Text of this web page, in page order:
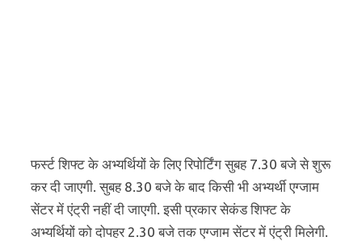
फर्स्ट शिफ्ट के अभ्यर्थियों के लिए रिपोर्टिंग सुबह 7.30 बजे से शुरू
कर दी जाएगी. सुबह 8.30 बजे के बाद किसी भी अभ्यर्थी एग्जाम
सेंटर में एंट्री नहीं दी जाएगी. इसी प्रकार सेकंड शिफ्ट के
अभ्यर्थियों को दोपहर 2.30 बजे तक एग्जाम सेंटर में एंट्री मिलेगी.